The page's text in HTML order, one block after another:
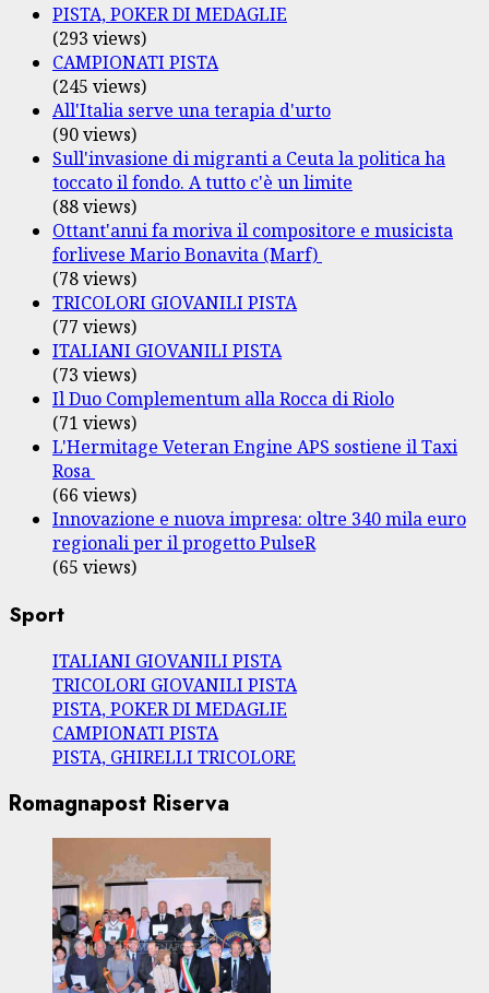
PISTA, POKER DI MEDAGLIE
(293 views)
CAMPIONATI PISTA
(245 views)
All'Italia serve una terapia d'urto
(90 views)
Sull'invasione di migranti a Ceuta la politica ha
toccato il fondo. A tutto c'è un limite
(88 views)
Ottant'anni fa moriva il compositore e musicista
forlivese Mario Bonavita (Marf)
(78 views)
TRICOLORI GIOVANILI PISTA
(77 views)
ITALIANI GIOVANILI PISTA
(73 views)
Il Duo Complementum alla Rocca di Riolo
(71 views)
L'Hermitage Veteran Engine APS sostiene il Taxi
Rosa
(66 views)
Innovazione e nuova impresa: oltre 340 mila euro
regionali per il progetto PulseR
(65 views)
Sport
ITALIANI GIOVANILI PISTA
TRICOLORI GIOVANILI PISTA
PISTA, POKER DI MEDAGLIE
CAMPIONATI PISTA
PISTA, GHIRELLI TRICOLORE
Romagnapost Riserva